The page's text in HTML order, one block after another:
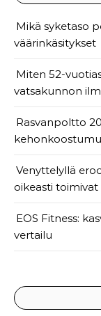
Mikä syketaso
väärinkäsitykset
Miten 52-
vatsakunnon
Rasvanpoltto
Venyttelyllä
oikeasti toimivat
EOS Fitness:
vertailu